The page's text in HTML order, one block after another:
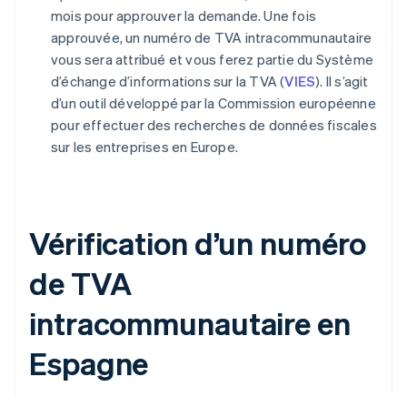
mois pour approuver la demande. Une fois
approuvée, un numéro de TVA intracommunautaire
vous sera attribué et vous ferez partie du Système
d’échange d’informations sur la TVA (VIES). Il s’agit
d’un outil développé par la Commission européenne
pour effectuer des recherches de données fiscales
sur les entreprises en Europe.
Vérification d’un numéro
de TVA
intracommunautaire en
Espagne